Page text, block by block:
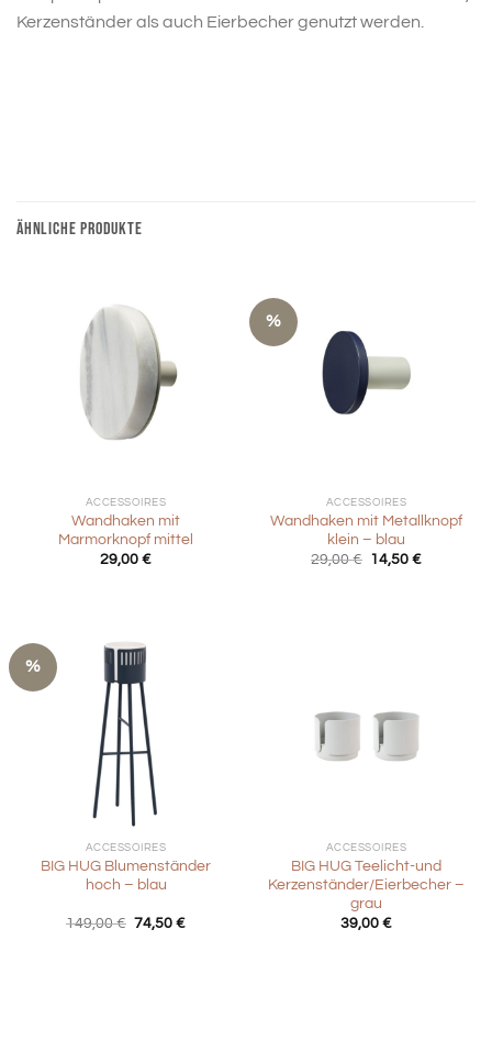
Kerzenständer als auch Eierbecher genutzt werden.
ÄHNLICHE PRODUKTE
ACCESSOIRES
Wandhaken mit
Marmorknopf mittel
29,00 €
%
ACCESSOIRES
Wandhaken mit Metallknopf
klein – blau
29,00€ Ursprünglicher
14,50€Aktueller
%
ACCESSOIRES
BIG HUG Blumenständer
hoch – blau
149,00€ Ursprünglicher
74,50€Aktueller
ACCESSOIRES
BIG HUG Teelicht-und
Kerzenständer/Eierbecher –
grau
39,00 €